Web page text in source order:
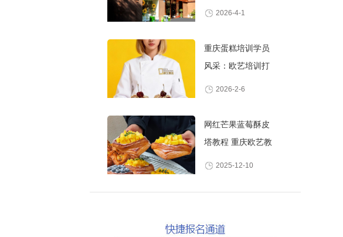
2026-4-1
重庆蛋糕培训学员
风采：欧艺培训打
2026-2-6
网红芒果蓝莓酥皮
塔教程 重庆欧艺教
2025-12-10